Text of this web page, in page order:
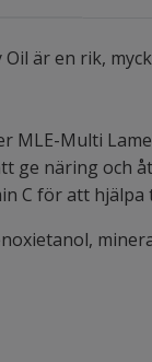
Oil är en rik,
MLE-Multi
ge näring och
C för att